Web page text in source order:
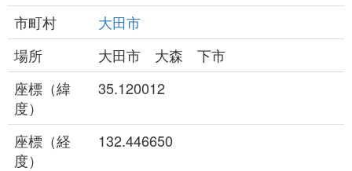
市町村
大田市
場所
大田市 大森 下市
座標（緯
度）
35.120012
座標（経
度）
132.446650